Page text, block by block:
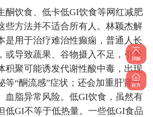
酮饮食、低卡低GI饮食等网红减肥
些方法并不适合所有人。林颖杰解
是用于治疗难治性癫痫，普通人长
或导致蔬果、谷物摄入不足，引发
积聚可能诱发代谢性酸中毒，出现
等“酮流感”症状；还会加重肝肾负
血脂异常风险。低GI饮食，虽然有
低GI不等于低热量。一些低GI食品